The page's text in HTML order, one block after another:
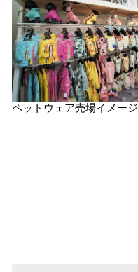
ペットウェア売場イメージ